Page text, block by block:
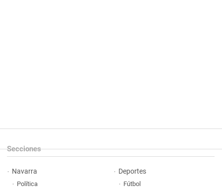
Secciones
Navarra
Política
Deportes
Fútbol